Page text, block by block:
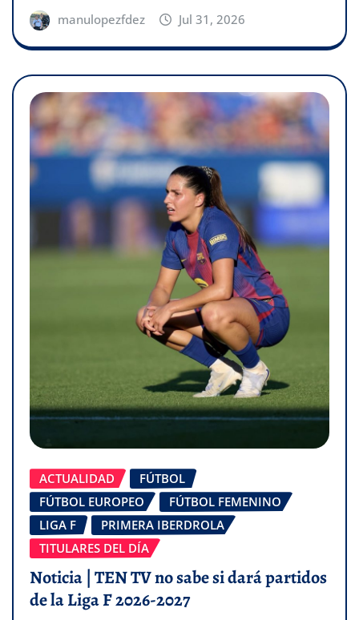
manulopezfdez Jul 31, 2026
ACTUALIDAD
FÚTBOL
FÚTBOL EUROPEO
FÚTBOL FEMENINO
LIGA F
PRIMERA IBERDROLA
TITULARES DEL DÍA
Noticia | TEN TV no sabe si dará partidos
de la Liga F 2026-2027